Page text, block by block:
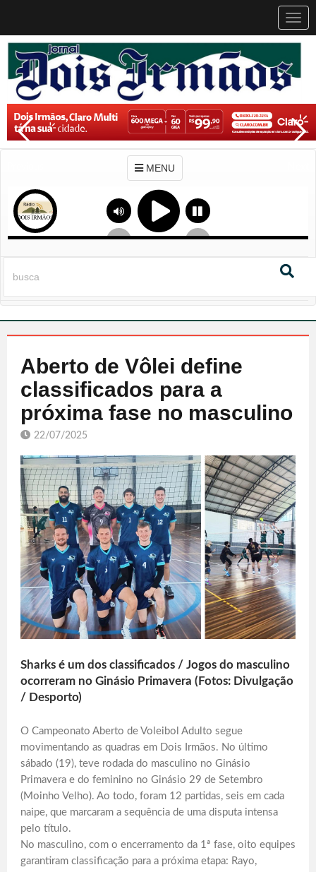
MENU
Aberto de Vôlei define
classificados para a
próxima fase no masculino
22/07/2025
Sharks é um dos classificados / Jogos do masculino
ocorreram no Ginásio Primavera (Fotos: Divulgação
/ Desporto)
O Campeonato Aberto de Voleibol Adulto segue
movimentando as quadras em Dois Irmãos. No último
sábado (19), teve rodada do masculino no Ginásio
Primavera e do feminino no Ginásio 29 de Setembro
(Moinho Velho). Ao todo, foram 12 partidas, seis em cada
naipe, que marcaram a sequência de uma disputa intensa
pelo título.
No masculino, com o encerramento da 1ª fase, oito equipes
garantiram classificação para a próxima etapa: Rayo,